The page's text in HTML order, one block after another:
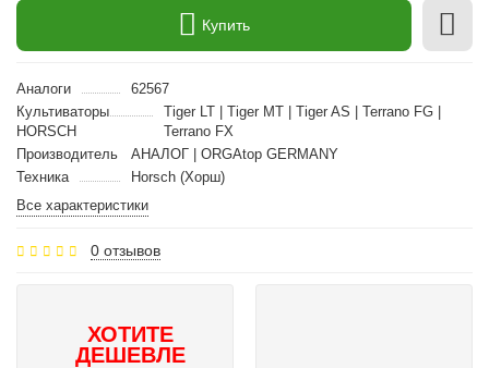
Купить
Аналоги
62567
Культиваторы
HORSCH
Tiger LT | Tiger MT | Tiger AS | Terrano FG |
Terrano FX
Производитель
АНАЛОГ | ORGAtop GERMANY
Техника
Horsch (Хорш)
Все характеристики
0 отзывов
ХОТИТЕ
ДЕШЕВЛЕ